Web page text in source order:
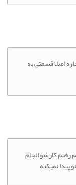
اصلا قسمتی به
رفتم کارشو انجام
نمیکنه